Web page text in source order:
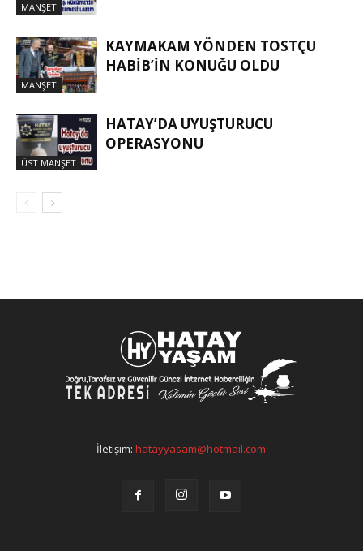
MANŞET
MANŞET
KAYMAKAM YÖNDEN TOSTÇU
HABIB’IN KONUĞU OLDU
ÜST MANŞET
HATAY’DA UYUŞTURUCU
OPERASYONU
İletişim:hatayyasam@hotmail.com